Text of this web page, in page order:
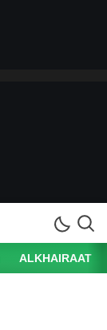
ALKHAIRAAT